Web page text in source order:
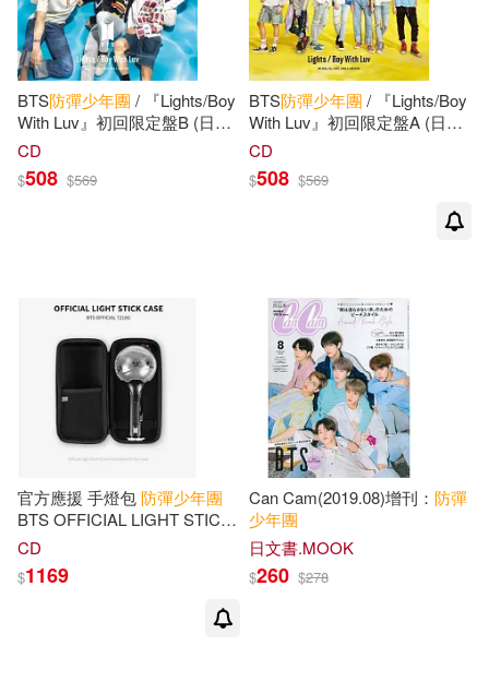
BTS防彈少年團 / 『Lights/Boy
With Luv』初回限定盤B (日本
進口)
CD
$508 $569
BTS防彈少年團 / 『Lights/Boy
With Luv』初回限定盤A (日本
進口)
CD
$508 $569
官方應援 手燈包 防彈少年團
BTS OFFICIAL LIGHT STICK
CASE 三代 阿米棒 (韓國進口
CD
$1169
Can Cam(2019.08)增刊： 防彈
少年團
日文書.MOOK
$260 $278